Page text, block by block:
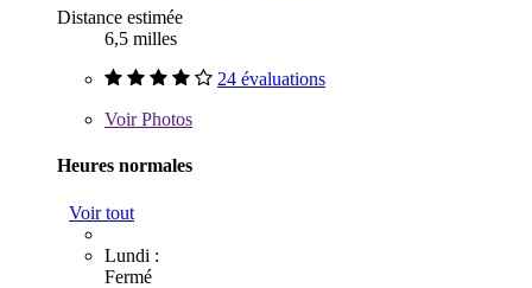
Distance estimée
6,5 milles
24 évaluations
VoirPhotos
Heures normales
Voir tout
Lundi :
Fermé